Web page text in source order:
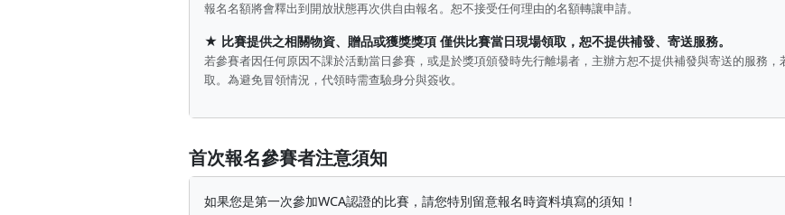
報名名額將會釋出到開放狀態再次供自由報名。恕不接受任何理由的名額轉讓申請。
★ 比賽提供之相關物資、 贈品或獲獎獎項 僅供比賽當日現場領取，恕不提供補發、寄送服務。
若參賽者因任何原因不課於活動當日參賽，或是於獎項頒發時先行離場者，主辦方恕不提供補發與寄送的服務
取。為避免冒領情況，代領時需查驗身分與簽收。
首次報名參賽者注意須知
如果您是第一次參加WCA認證的比賽，請您特別留意報名時資料填寫的須知！